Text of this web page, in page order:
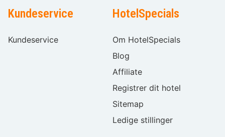
Kundeservice
Kundeservice
HotelSpecials
Om HotelSpecials
Blog
Affiliate
Registrer dit hotel
Sitemap
Ledige stillinger